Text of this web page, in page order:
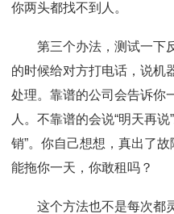
你两头都找不到人。
第三个办法，测试一下
的时候给对方打电话，说机
处理。靠谱的公司会告诉你
人。不靠谱的会说“明天再
销”。你自己想想，真出了
能拖你一天，你敢租吗？
这个方法也不是每次都